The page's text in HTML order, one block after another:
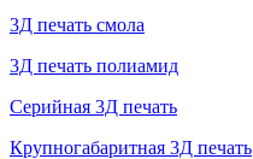
3Д печать смола
3Д печать полиамид
Серийная 3Д печать
Крупногабаритная 3Д печать